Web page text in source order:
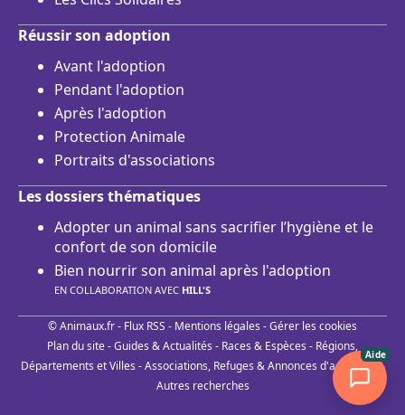
Réussir son adoption
Avant l'adoption
Pendant l'adoption
Après l'adoption
Protection Animale
Portraits d'associations
Les dossiers thématiques
Adopter un animal sans sacrifier l’hygiène et le
confort de son domicile
Bien nourrir son animal après l'adoption
EN COLLABORATION AVEC HILL'S
© Animaux.fr - Flux RSS - Mentions légales -Gérer les cookies
Plan du site-Guides & Actualités - Races & Espèces - Régions,
Départements et Villes -Associations, Refuges & Annonces d'adoptions-
Autres recherches
Aide